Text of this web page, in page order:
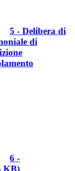
5 - Delibera di
di
6 -
KB)